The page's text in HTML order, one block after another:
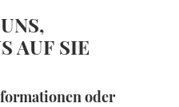
AUF SIE
oder